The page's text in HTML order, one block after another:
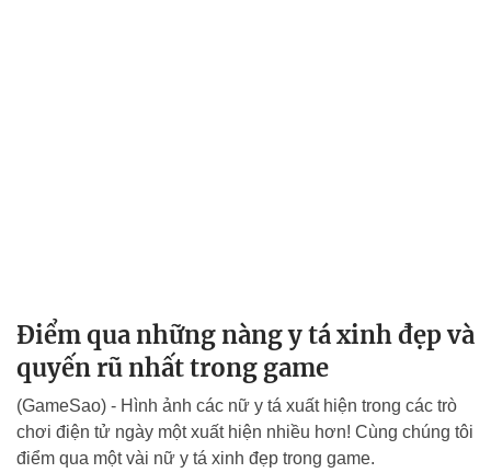
Điểm qua những nàng y tá xinh đẹp và
quyến rũ nhất trong game
(GameSao) - Hình ảnh các nữ y tá xuất hiện trong các trò
chơi điện tử ngày một xuất hiện nhiều hơn! Cùng chúng tôi
điểm qua một vài nữ y tá xinh đẹp trong game.